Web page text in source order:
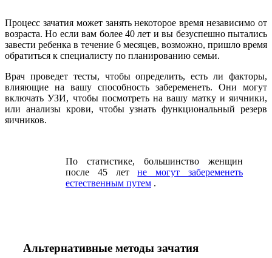
Процесс зачатия может занять некоторое время независимо от
возраста. Но если вам более 40 лет и вы безуспешно пытались
завести ребенка в течение 6 месяцев, возможно, пришло время
обратиться к специалисту по планированию семьи.
Врач проведет тесты, чтобы определить, есть ли факторы,
влияющие на вашу способность забеременеть. Они могут
включать УЗИ, чтобы посмотреть на вашу матку и яичники,
или анализы крови, чтобы узнать функциональный резерв
яичников.
По статистике, большинство женщин
после 45 летне могут забеременеть
естественным путем .
Альтернативные методы зачатия